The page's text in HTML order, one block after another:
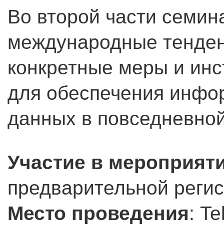
Во второй части
международные
конкретные меры и
для обеспечения
данных в
Участие в
предварительной
Место проведения: